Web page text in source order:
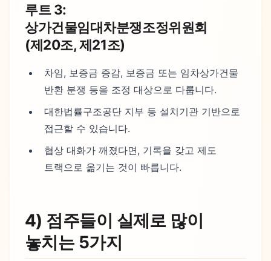
루트 3:
상가건물임대차분쟁조정위원회
(제20조, 제21조)
차임, 보증금 증감, 보증금 또는 임차상가건물
반환 분쟁 등을 조정 대상으로 다룹니다.
대한법률구조공단 지부 등 설치기관 기반으로
접근할 수 있습니다.
협상 대화가 깨졌다면, 기록을 갖고 제도
트랙으로 옮기는 것이 빠릅니다.
4) 점주들이 실제로 많이
놓치는 5가지